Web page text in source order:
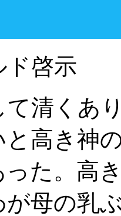
ド啓示
て清くあ
と高き神
った。高
が母の乳